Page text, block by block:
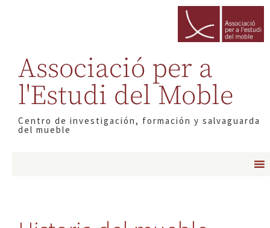
Associació per a
l'Estudi del Moble
Centro de investigación, formación y salvaguarda
del mueble